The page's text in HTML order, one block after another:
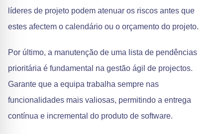
líderes de projeto podem atenuar os riscos antes que
estes afectem o calendário ou o orçamento do projeto.
Por último, a manutenção de uma lista de pendências
prioritária é fundamental na gestão ágil de projectos.
Garante que a equipa trabalha sempre nas
funcionalidades mais valiosas, permitindo a entrega
contínua e incremental do produto de software.